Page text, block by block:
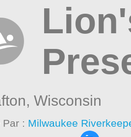
Wisconsin
Par : Milwaukee